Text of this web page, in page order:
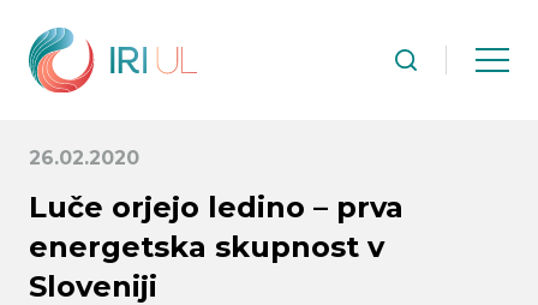
26.02.2020
Luče orjejo ledino – prva
energetska skupnost v
Sloveniji